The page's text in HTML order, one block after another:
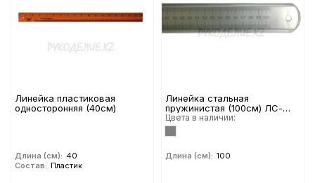
Линейка пластиковая
односторонняя (40см)
Длина (см): 40
Состав: Пластик
Линейка стальная
пружинистая (100см) ЛС-
ПР-100 Гамма
Цвета в наличии:
Длина (см): 100